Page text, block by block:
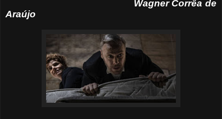
Wagner Corrêa de
Araújo